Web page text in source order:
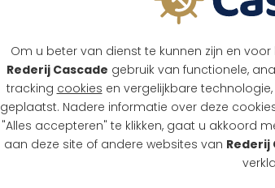
Om u beter van dienst te kunnen zijn en
Rederij Cascade gebruik van functionele,
tracking cookies en vergelijkbare
geplaatst. Nadere informatie over deze
"Alles accepteren" te klikken, gaat u akkoord
aan deze site of andere websites van Rederij